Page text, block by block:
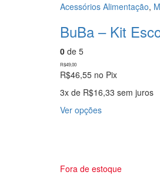
Acessórios Alimentação,
BuBa – Kit
0 de 5
R$49,00
R$46,55 no Pix
3x de R$16,33 sem juros
Ver opçõesEste
As
Fora de estoque